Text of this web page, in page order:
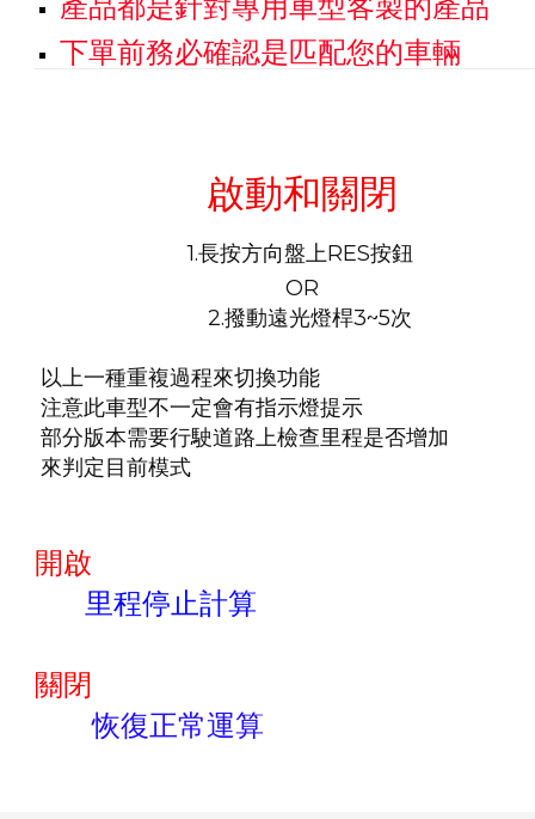
產品都是針對專用車型客製的產品
下單前務必確認是匹配您的車輛
啟動和關閉
1.長按方向盤上RES按鈕
OR
2.撥動遠光燈桿3~5次
以上一種重複過程來切換功能
注意此車型不一定會有指示燈提示
部分版本需要行駛道路上檢查里程是否增加
來判定目前模式
開啟
里程停止計算
關閉
恢復正常運算